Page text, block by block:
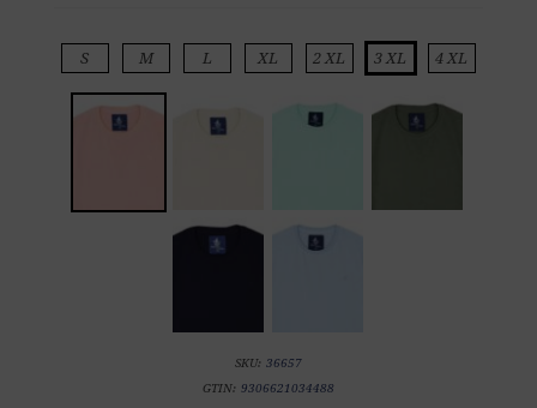
S M L XL 2 XL 3 XL 4 XL
SKU: 36657
GTIN: 9306621034488